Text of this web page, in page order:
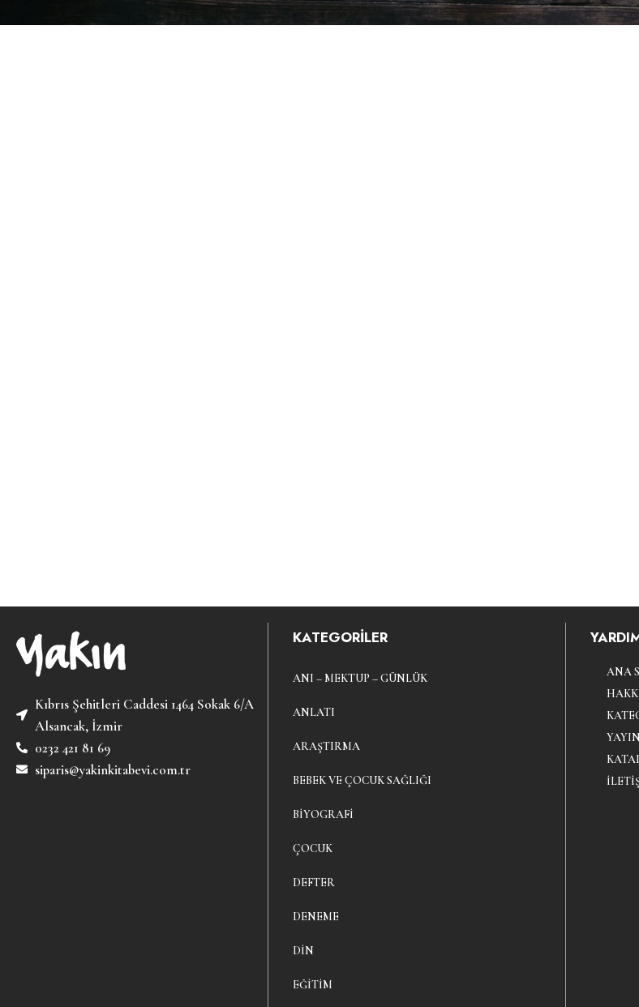
Kıbrıs Şehitleri Caddesi 1464 Sokak 6/A
Alsancak, İzmir
0232 421 81 69
siparis@yakinkitabevi.com.tr
KATEGORİLER
ANI – MEKTUP – GÜNLÜK
ANLATI
ARAŞTIRMA
BEBEK VE ÇOCUK SAĞLIĞI
BIYOGRAFI
ÇOCUK
DEFTER
DENEME
DIN
EĞITIM
ANA